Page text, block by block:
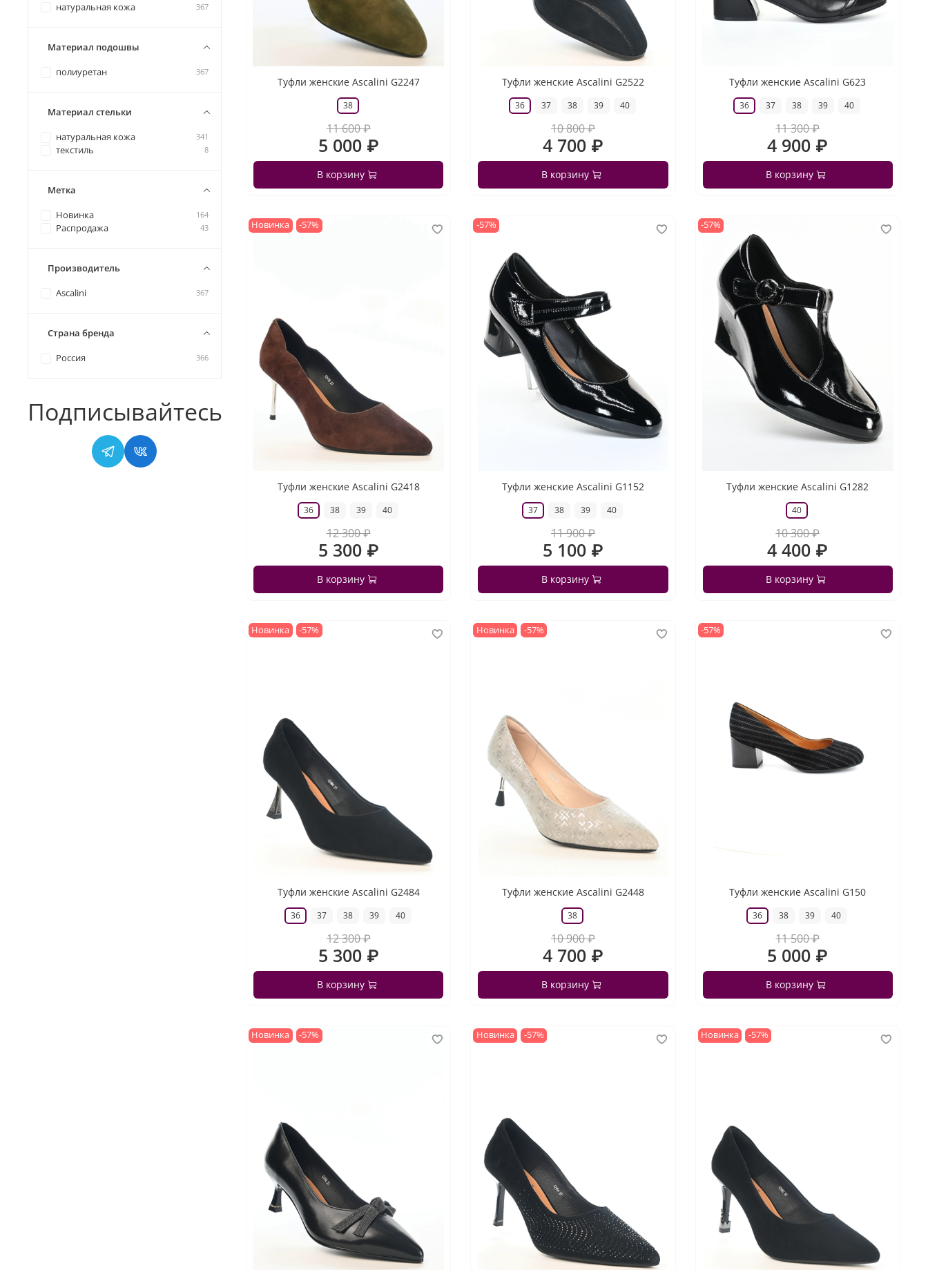
Туфли женские Ascalini G2247
38
11 600 ₽
5 000 ₽
В корзину
Туфли женские Ascalini G2522
36 37 38 39 40
10 800 ₽
4 700 ₽
В корзину
Туфли женские Ascalini G623
36 37 38 39 40
11 300 ₽
4 900 ₽
В корзину
Новинка -57%
Туфли женские Ascalini G2418
36 38 39 40
12 300 ₽
5 300 ₽
В корзину
-57%
Туфли женские Ascalini G1152
37 38 39 40
11 900 ₽
5 100 ₽
В корзину
-57%
Туфли женские Ascalini G1282
40
10 300 ₽
4 400 ₽
В корзину
Новинка -57%
Туфли женские Ascalini G2484
36 37 38 39 40
12 300 ₽
5 300 ₽
В корзину
Новинка -57%
Туфли женские Ascalini G2448
38
10 900 ₽
4 700 ₽
В корзину
-57%
Туфли женские Ascalini G150
36 38 39 40
11 500 ₽
5 000 ₽
В корзину
Новинка -57% Новинка -57% Новинка -57%
натуральная кожа 367
Материал подошвы
полиуретан 367
Материал стельки
натуральная кожа 341
текстиль 8
Метка
Новинка 164
Распродажа 43
Производитель
Ascalini 367
Страна бренда
Россия 366
Подписывайтесь